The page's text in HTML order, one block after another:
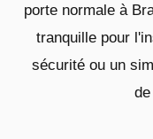
porte normale à
tranquille pour
sécurité ou un